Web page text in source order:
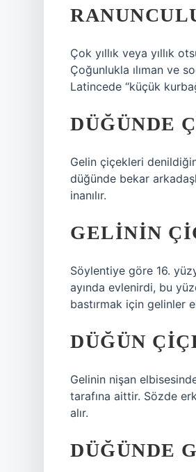
Çok yıllık veya yıllık
Çoğunlukla ılıman ve
Latincede “küçük
DÜĞÜNDE
Gelin çiçekleri
düğünde bekar
inanılır.
GELININ
Söylentiye göre 16.
ayında evlenirdi, bu
bastırmak için gelinler
DÜĞÜN
Gelinin nişan
tarafına aittir. Sözde
alır.
DÜĞÜNDE